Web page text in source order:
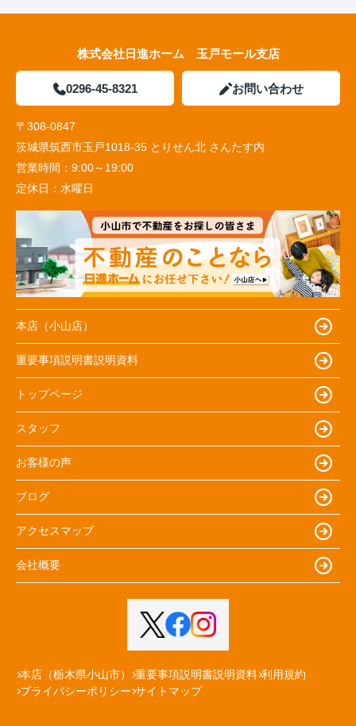
株式会社日進ホーム 玉戸モール支店
0296-45-8321 お問い合わせ
〒308-0847
茨城県筑西市玉戸1018-35 とりせん北 さんたす内
営業時間： 9:00～19:00
定休日： 水曜日
本店（小山店）
重要事項説明書説明資料
トップページ
スタッフ
お客様の声
ブログ
アクセスマップ
会社概要
本店（栃木県小山市） 重要事項説明書説明資料 利用規約
プライバシーポリシー サイトマップ